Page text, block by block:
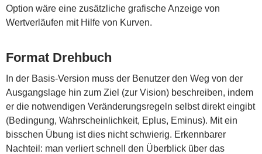
Option wäre eine zusätzliche grafische Anzeige von
Wertverläufen mit Hilfe von Kurven.
Format Drehbuch
In der Basis-Version muss der Benutzer den Weg von der
Ausgangslage hin zum Ziel (zur Vision) beschreiben, indem
er die notwendigen Veränderungsregeln selbst direkt eingibt
(Bedingung, Wahrscheinlichkeit, Eplus, Eminus). Mit ein
bisschen Übung ist dies nicht schwierig. Erkennbarer
Nachteil: man verliert schnell den Überblick über das